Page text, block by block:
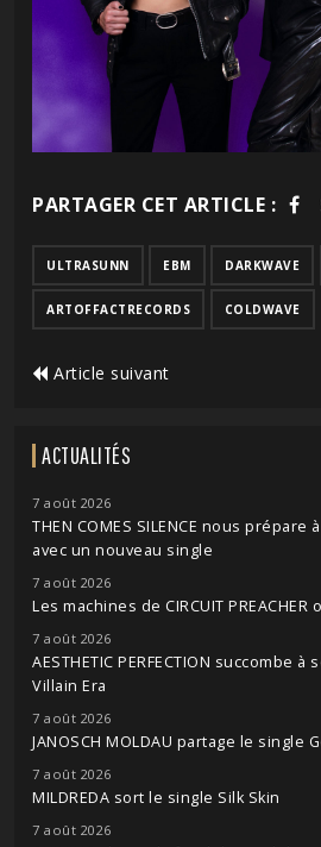
PARTAGER CET ARTICLE :
ULTRASUNN EBM DARKWAVE
ARTOFFACTRECORDS COLDWAVE
Article suivant
ACTUALITÉS
7 août 2026
THEN COMES SILENCE nous
avec un nouveau single
7 août 2026
Les machines de CIRCUIT
7 août 2026
AESTHETIC PERFECTION succombe
Villain Era
7 août 2026
JANOSCH MOLDAU partage le single
7 août 2026
MILDREDA sort le single Silk Skin
7 août 2026